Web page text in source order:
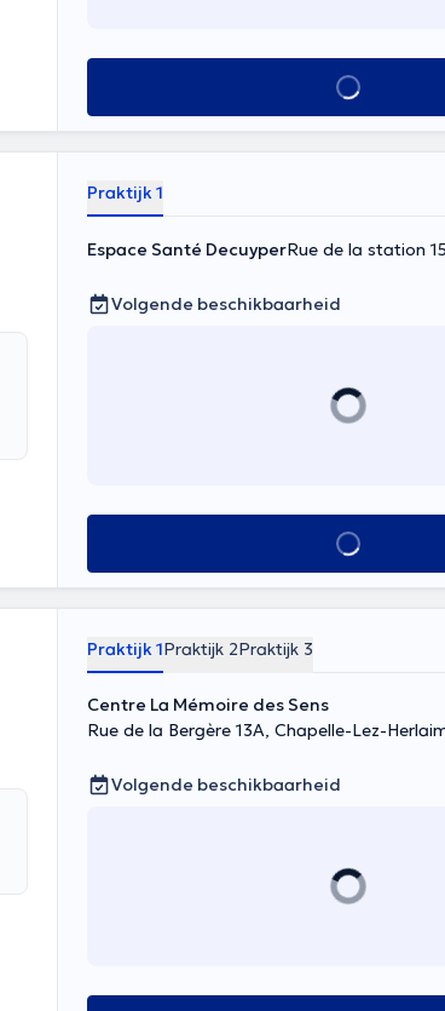
Alles zien
Praktijk 1
Espace Santé DecuyperRue de la station
Volgende beschikbaarheid
Alles zien
Praktijk 1Praktijk 2Praktijk 3
Centre La Mémoire des Sens
Rue de la Bergère 13A, Chapelle-Lez-
Volgende beschikbaarheid